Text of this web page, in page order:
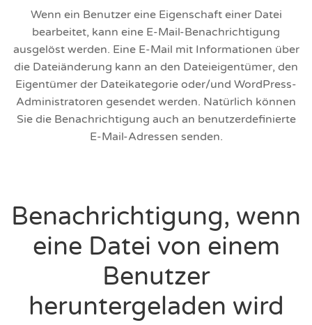
Wenn ein Benutzer eine Eigenschaft einer Datei
bearbeitet, kann eine E-Mail-Benachrichtigung
ausgelöst werden. Eine E-Mail mit Informationen über
die Dateiänderung kann an den Dateieigentümer, den
Eigentümer der Dateikategorie oder/und WordPress-
Administratoren gesendet werden. Natürlich können
Sie die Benachrichtigung auch an benutzerdefinierte
E-Mail-Adressen senden.
Benachrichtigung, wenn
eine Datei von einem
Benutzer
heruntergeladen wird